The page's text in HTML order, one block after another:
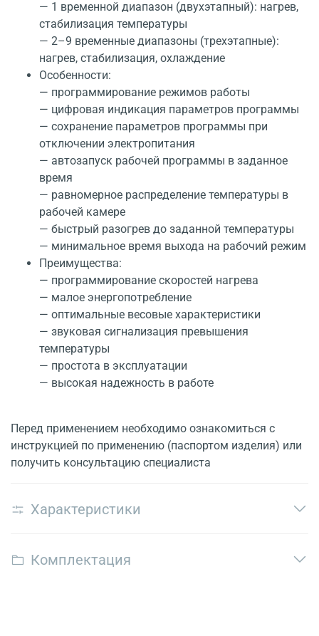
— 1 временной диапазон (двухэтапный): нагрев,
стабилизация температуры
— 2–9 временные диапазоны (трехэтапные):
нагрев, стабилизация, охлаждение
Особенности:
— программирование режимов работы
— цифровая индикация параметров программы
— сохранение параметров программы при
отключении электропитания
— автозапуск рабочей программы в заданное
время
— равномерное распределение температуры в
рабочей камере
— быстрый разогрев до заданной температуры
— минимальное время выхода на рабочий режим
Преимущества:
— программирование скоростей нагрева
— малое энергопотребление
— оптимальные весовые характеристики
— звуковая сигнализация превышения
температуры
— простота в эксплуатации
— высокая надежность в работе
Перед применением необходимо ознакомиться с
инструкцией по применению (паспортом изделия) или
получить консультацию специалиста
Характеристики
Комплектация